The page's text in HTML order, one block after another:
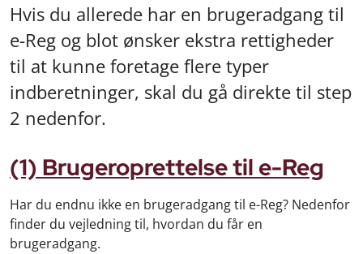
Hvis du allerede har en brugeradgang til
e-Reg og blot ønsker ekstra rettigheder
til at kunne foretage flere typer
indberetninger, skal du gå direkte til step
2 nedenfor.
(1) Brugeroprettelse til e-Reg
Har du endnu ikke en brugeradgang til e-Reg? Nedenfor
finder du vejledning til, hvordan du får en
brugeradgang.